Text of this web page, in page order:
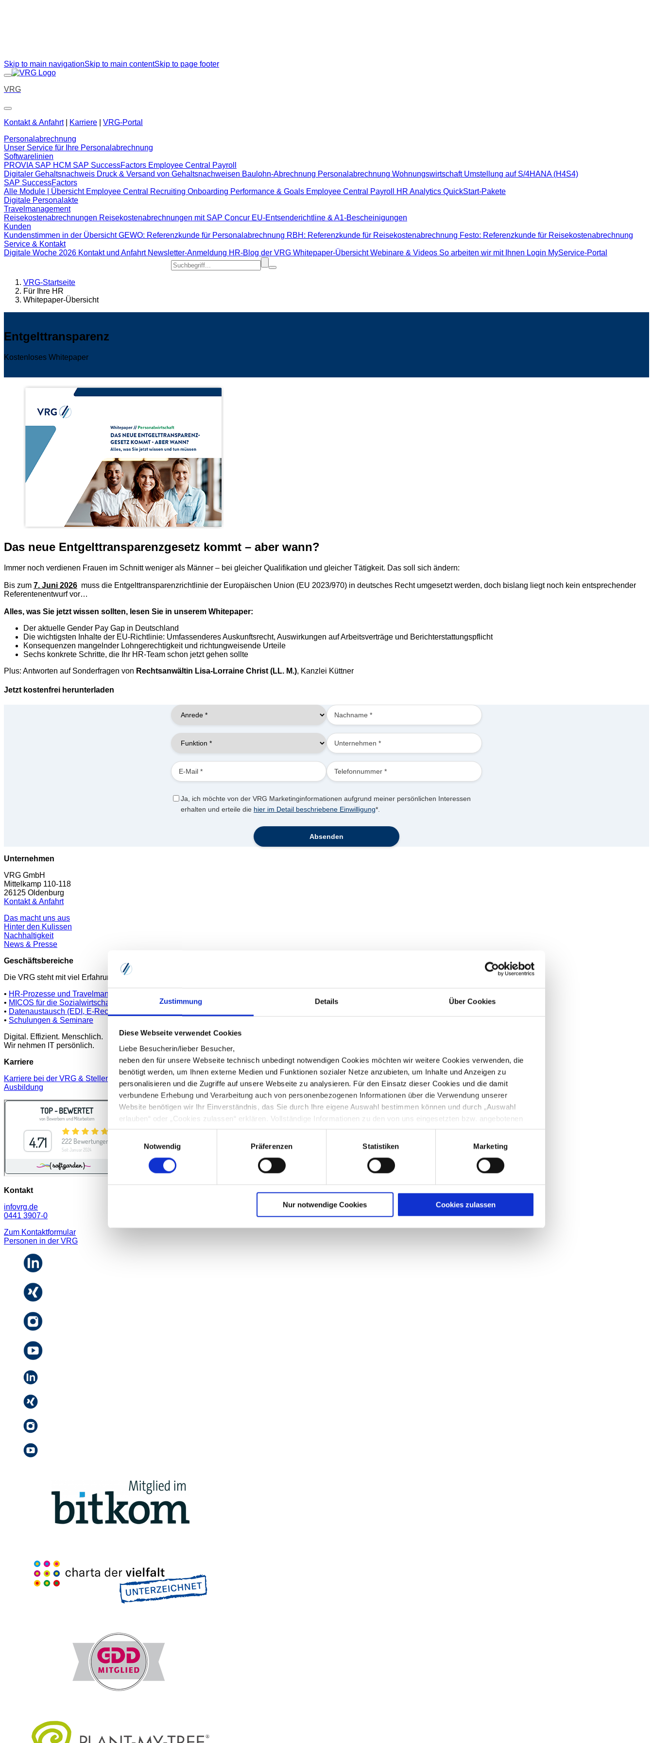
Zustimmung Details Über Cookies
Diese Webseite verwendet Cookies
Liebe Besucherin/lieber Besucher,
neben den für unsere Webseite technisch unbedingt notwendigen Cookies möchten wir weitere Cookies verwenden, die
benötigt werden, um Ihnen externe Medien und Funktionen sozialer Netze anzubieten, um Inhalte und Anzeigen zu
personalisieren und die Zugriffe auf unsere Webseite zu analysieren. Für den Einsatz dieser Cookies und die damit
verbundene Erhebung und Verarbeitung auch von personenbezogenen Informationen über die Verwendung unserer
Website benötigen wir Ihr Einverständnis, das Sie durch Ihre eigene Auswahl bestimmen können und durch „Auswahl
erlauben“ oder „Cookies zulassen“ erklären. Vollständige Informationen zu den von uns eingesetzten bzw. angebotenen
Cookie-Optionen finden Sie unter Punkt 3.4 in unserer Datenschutzerklärung.
Hinweis zur Datenübermittlung in die USA: Indem Sie die jeweiligen Cookies akzeptieren, willigen Sie zugleich gem. Art.
49 Abs. 1 S. 1 lit. a) DSGVO ein, dass durch das Setzen und Verwenden des jeweiligen Cookies entstehenden
Notwendig
Präferenzen Statistiken Marketing
Nur notwendige Cookies Cookies zulassen
Skip to main navigationSkip to main contentSkip to page footer
VRG
Kontakt & Anfahrt| Karriere
VRG-Portal
Personalabrechnung
Unser Service für Ihre Personalabrechnung
Softwarelinien
PROVIA SAP HCM SAP SuccessFactors Employee Central Payroll
Digitaler Gehaltsnachweis Druck & Versand von Gehaltsnachweisen Baulohn-Abrechnung Personalabrechnung Wohnungswirtschaft Umstellung auf S/4HANA (H4S4)
SAP SuccessFactors
Alle Module | Übersicht Employee Central Recruiting Onboarding Performance & Goals Employee Central Payroll HR Analytics QuickStart-Pakete
Digitale Personalakte
Travelmanagement
Reisekostenabrechnungen Reisekostenabrechnungen mit SAP Concur EU-Entsenderichtline & A1-Bescheinigungen
Kunden
Kundenstimmen in der ÜbersichtGEWO: Referenzkunde für Personalabrechnung RBH: Referenzkunde für Reisekostenabrechnung Festo: Referenzkunde für Reisekostenabrechnung
Service & Kontakt
Digitale Woche 2026 Kontakt und Anfahrt Newsletter-Anmeldung HR-Blog der VRG Whitepaper-ÜbersichtWebinare & Videos So arbeiten wir mit Ihnen Login MyService-Portal
VRG-Startseite
Für Ihre HR
Whitepaper-Übersicht
Entgelttransparenz
Kostenloses Whitepaper
Das neue Entgelttransparenzgesetz kommt – aber wann?
Immer noch verdienen Frauen im Schnitt weniger als Männer – bei gleicher Qualifikation und gleicher Tätigkeit. Das soll sich ändern:
Bis zum 7. Juni 2026 muss die Entgelttransparenzrichtlinie der Europäischen Union (EU 2023/970) in deutsches Recht umgesetzt werden, doch bislang liegt noch kein entsprechender
Referentenentwurf vor…
Alles, was Sie jetzt wissen sollten, lesen Sie in unserem Whitepaper:
Der aktuelle Gender Pay Gap in Deutschland
Die wichtigsten Inhalte der EU-Richtlinie: Umfassenderes Auskunftsrecht, Auswirkungen auf Arbeitsverträge und Berichterstattungspflicht
Konsequenzen mangelnder Lohngerechtigkeit und richtungweisende Urteile
Sechs konkrete Schritte, die Ihr HR-Team schon jetzt gehen sollte
Plus: Antworten auf Sonderfragen von Rechtsanwältin Lisa-Lorraine Christ (LL. M.), Kanzlei Küttner
Jetzt kostenfrei herunterladen
Ja, ich möchte von der VRG Marketinginformationen aufgrund meiner persönlichen Interessen
erhalten und erteile die hier im Detail beschriebene Einwilligung*.
Absenden
Unternehmen
VRG GmbH
Mittelkamp 110-118
26125 Oldenburg
Kontakt & Anfahrt
Das macht uns aus
Hinter den Kulissen
Nachhaltigkeit
News & Presse
Geschäftsbereiche
Die VRG steht mit viel Erfahrung für digitale Prozesse, Software und Services:
• HR-Prozesse und Travelmanagement
• MICOS für die Sozialwirtschaft
• Datenaustausch (EDI, E-Rechnung, Druck)
• Schulungen & Seminare
Digital. Effizient. Menschlich.
Wir nehmen IT persönlich.
Karriere
Karriere bei der VRG & Stellenangebote
Ausbildung
Kontakt
infovrg.de
0441 3907-0
Zum Kontaktformular
Personen in der VRG